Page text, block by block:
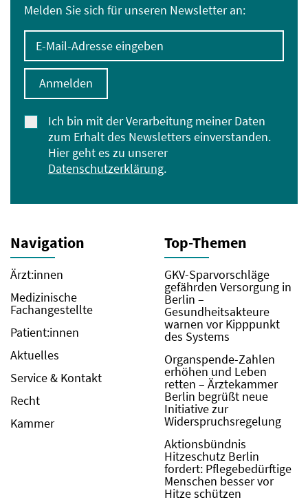
Melden Sie sich für unseren Newsletter an:
E-Mail-Adresse eingeben
Ich bin mit der Verarbeitung meiner Daten
zum Erhalt des Newsletters einverstanden.
Hier geht es zu unserer
Datenschutzerklärung.
Anmelden
Navigation
Ärzt:innen
Medizinische
Fachangestellte
Patient:innen
Aktuelles
Service & Kontakt
Recht
Kammer
Top-Themen
GKV-Sparvorschläge
gefährden Versorgung in
Berlin –
Gesundheitsakteure
warnen vor Kipppunkt
des Systems
Organspende-Zahlen
erhöhen und Leben
retten – Ärztekammer
Berlin begrüßt neue
Initiative zur
Widerspruchsregelung
Aktionsbündnis
Hitzeschutz Berlin
fordert: Pflegebedürftige
Menschen besser vor
Hitze schützen